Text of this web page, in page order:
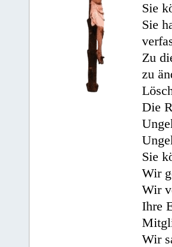
Sie
Sie
Zu
zu
Die
Sie
Wir
Wir
Ihre
Wir